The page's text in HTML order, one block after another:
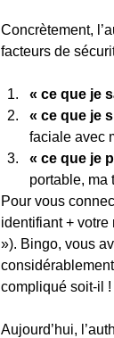
Concrètement,
facteurs de
« ce que je
« ce que je
faciale avec
« ce que je
portable, ma
Pour vous
identifiant +
»). Bingo, vous
compliqué soit-il !
Aujourd’hui,